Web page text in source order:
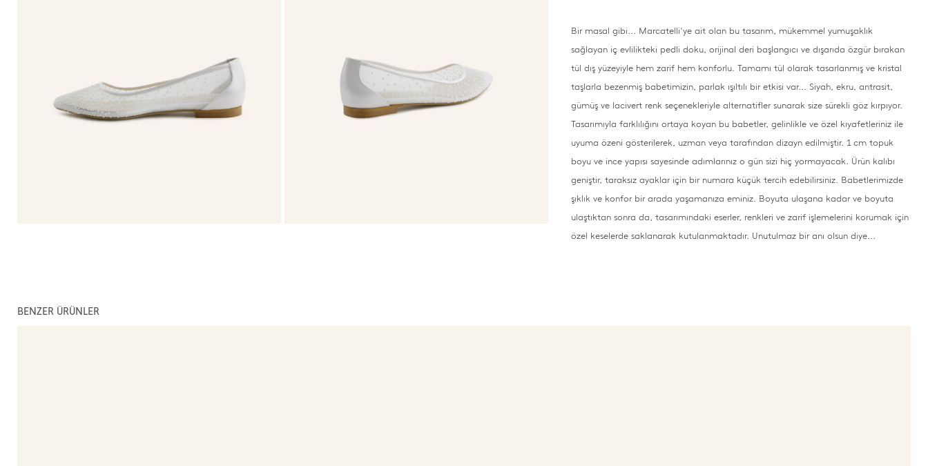
Bir masal gibi... Marcatelli'ye ait olan bu tasarım, mükemmel yumuşaklık
sağlayan iç evlilikteki pedli doku, orijinal deri başlangıcı ve dışarıda özgür bırakan
tül dış yüzeyiyle hem zarif hem konforlu. Tamamı tül olarak tasarlanmış ve kristal
taşlarla bezenmiş babetimizin, parlak ışıltılı bir etkisi var... Siyah, ekru, antrasit,
gümüş ve lacivert renk seçenekleriyle alternatifler sunarak size sürekli göz kırpıyor.
Tasarımıyla farklılığını ortaya koyan bu babetler, gelinlikle ve özel kıyafetleriniz ile
uyuma özeni gösterilerek, uzman veya tarafından dizayn edilmiştir. 1 cm topuk
boyu ve ince yapısı sayesinde adımlarınız o gün sizi hiç yormayacak. Ürün kalıbı
geniştir, taraksız ayaklar için bir numara küçük tercih edebilirsiniz. Babetlerimizde
şıklık ve konfor bir arada yaşamanıza eminiz. Boyuta ulaşana kadar ve boyuta
ulaştıktan sonra da, tasarımındaki eserler, renkleri ve zarif işlemelerini korumak için
özel keselerde saklanarak kutulanmaktadır. Unutulmaz bir anı olsun diye...
BENZER ÜRÜNLER